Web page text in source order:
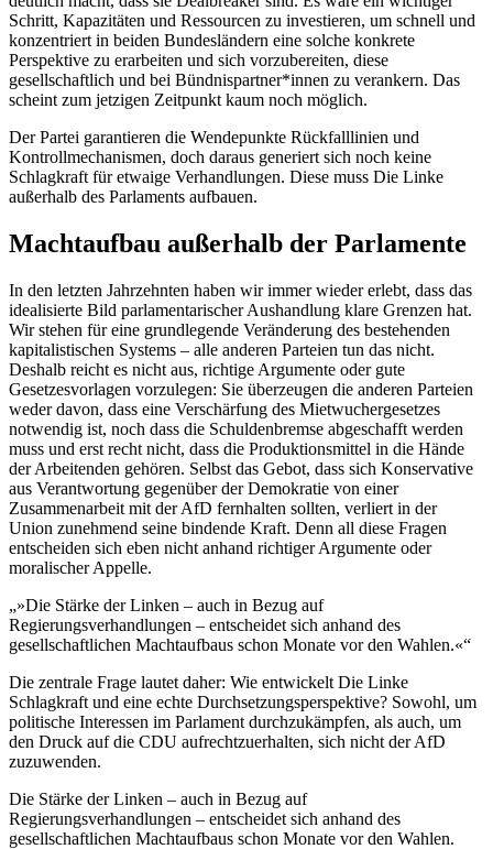
Schritt, Kapazitäten und Ressourcen zu investieren, um schnell und
konzentriert in beiden Bundesländern eine solche konkrete
Perspektive zu erarbeiten und sich vorzubereiten, diese
gesellschaftlich und bei Bündnispartner*innen zu verankern. Das
scheint zum jetzigen Zeitpunkt kaum noch möglich.
Der Partei garantieren die Wendepunkte Rückfalllinien und
Kontrollmechanismen, doch daraus generiert sich noch keine
Schlagkraft für etwaige Verhandlungen. Diese muss Die Linke
außerhalb des Parlaments aufbauen.
Machtaufbau außerhalb der Parlamente
In den letzten Jahrzehnten haben wir immer wieder erlebt, dass das
idealisierte Bild parlamentarischer Aushandlung klare Grenzen hat.
Wir stehen für eine grundlegende Veränderung des bestehenden
kapitalistischen Systems – alle anderen Parteien tun das nicht.
Deshalb reicht es nicht aus, richtige Argumente oder gute
Gesetzesvorlagen vorzulegen: Sie überzeugen die anderen Parteien
weder davon, dass eine Verschärfung des Mietwuchergesetzes
notwendig ist, noch dass die Schuldenbremse abgeschafft werden
muss und erst recht nicht, dass die Produktionsmittel in die Hände
der Arbeitenden gehören. Selbst das Gebot, dass sich Konservative
aus Verantwortung gegenüber der Demokratie von einer
Zusammenarbeit mit der AfD fernhalten sollten, verliert in der
Union zunehmend seine bindende Kraft. Denn all diese Fragen
entscheiden sich eben nicht anhand richtiger Argumente oder
moralischer Appelle.
»Die Stärke der Linken – auch in Bezug auf
Regierungsverhandlungen – entscheidet sich anhand des
gesellschaftlichen Machtaufbaus schon Monate vor den Wahlen.«
Die zentrale Frage lautet daher: Wie entwickelt Die Linke
Schlagkraft und eine echte Durchsetzungsperspektive? Sowohl, um
politische Interessen im Parlament durchzukämpfen, als auch, um
den Druck auf die CDU aufrechtzuerhalten, sich nicht der AfD
zuzuwenden.
Die Stärke der Linken – auch in Bezug auf
Regierungsverhandlungen – entscheidet sich anhand des
gesellschaftlichen Machtaufbaus schon Monate vor den Wahlen.